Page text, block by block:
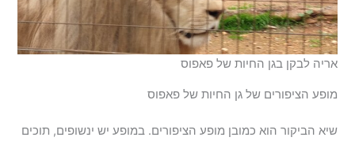
אריה לבקן בגן החיות של פאפוס
מופע הציפורים של גן החיות של פאפוס
שיא הביקור הוא כמובן מופע הציפורים. במופע יש ינשופים, תוכים